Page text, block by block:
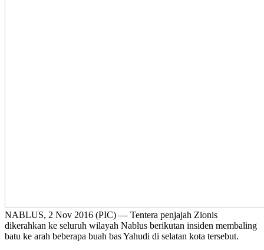
NABLUS, 2 Nov 2016 (PIC) — Tentera penjajah Zionis
dikerahkan ke seluruh wilayah Nablus berikutan insiden membaling
batu ke arah beberapa buah bas Yahudi di selatan kota tersebut.